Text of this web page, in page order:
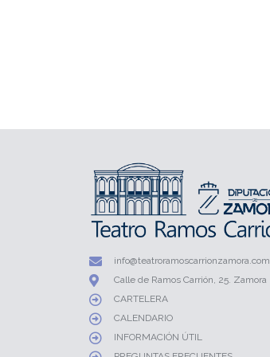
info@teatroramoscarrionzamora.com
Calle de Ramos Carrión, 25. Zamora
CARTELERA
CALENDARIO
INFORMACIÓN ÚTIL